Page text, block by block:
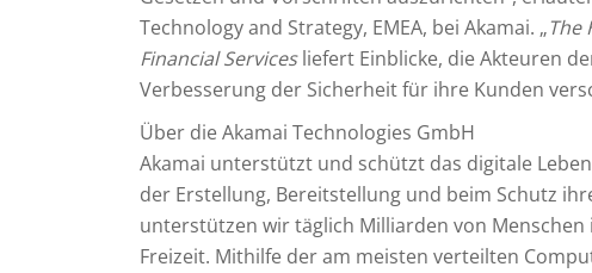
Technology and Strategy, EMEA, bei Akamai. „The
Financial Servicesliefert Einblicke, die Akteuren
Verbesserung der Sicherheit für ihre Kunden
Über die Akamai Technologies GmbH
Akamai unterstützt und schützt das digitale
der Erstellung, Bereitstellung und beim Schutz
unterstützen wir täglich Milliarden von
Freizeit. Mithilfe der am meisten verteilten